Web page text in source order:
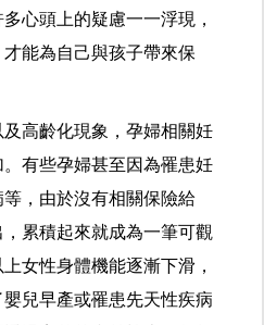
心頭上的疑慮一一浮現，
能為自己與孩子帶來保
高齡化現象，孕婦相關妊
有些孕婦甚至因為罹患妊
，由於沒有相關保險給
累積起來就成為一筆可觀
女性身體機能逐漸下滑，
兒早產或罹患先天性疾病